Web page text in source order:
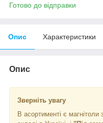
Готово до відправки
Опис Характеристики
Опис
Зверніть увагу
В асортименті є магнітоли